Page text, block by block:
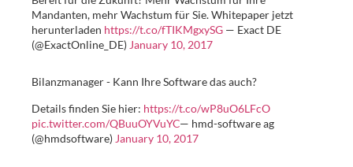
Mandanten, mehr Wachstum für Sie. Whitepaper jetzt
herunterladen https://t.co/fTIKMgxySG — Exact DE
(@ExactOnline_DE) January 10, 2017
Bilanzmanager - Kann Ihre Software das auch?
Details finden Sie hier: https://t.co/wP8uO6LFcO
pic.twitter.com/QBuuOYVuYC— hmd-software ag
(@hmdsoftware) January 10, 2017